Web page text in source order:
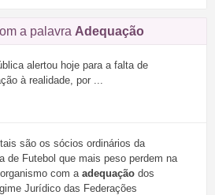
a palavra Adequação
alertou hoje para a falta de
à realidade, por ...
são os sócios ordinários da
de Futebol que mais peso perdem na
com a adequação dos
Jurídico das Federações